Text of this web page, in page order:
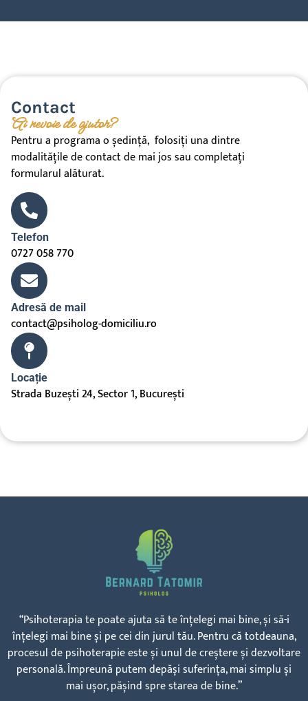
Contact
Ai nevoie de ajutor?
Pentru a programa o ședință, folosiți una dintre
modalitățile de contact de mai jos sau completați
formularul alăturat.
Telefon
0727 058 770
Adresă de mail
contact@psiholog-domiciliu.ro
Locație
Strada Buzești 24, Sector 1, București
“Psihoterapia te poate ajuta să te înțelegi mai bine, și să-i
înțelegi mai bine și pe cei din jurul tău. Pentru că totdeauna,
procesul de psihoterapie este și unul de creștere și dezvoltare
personală. Împreună putem depăși suferința, mai simplu și
mai ușor, pășind spre starea de bine.”